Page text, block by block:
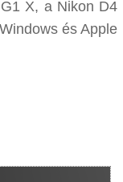
X, a Nikon D4
és Apple